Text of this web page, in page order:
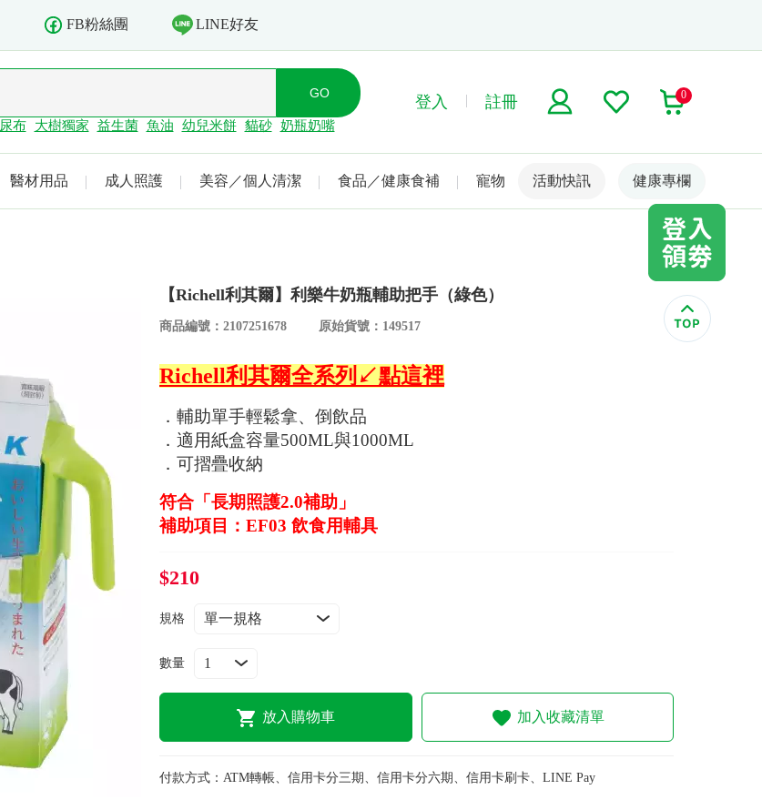
FB粉絲團 LINE好友
尿布 大樹獨家 益生菌 魚油 幼兒米餅 貓砂 奶瓶奶嘴
登入 註冊 0
醫材用品 成人照護 美容／個人清潔 食品／健康食補 寵物 名人嚴選
活動快訊 健康專欄
【Richell利其爾】利樂牛奶瓶輔助把手（綠色）
商品編號：2107251678 原始貨號：149517
Richell利其爾全系列↙點這裡
．輔助單手輕鬆拿、倒飲品
．適用紙盒容量500ML與1000ML
．可摺疊收納
符合「長期照護2.0補助」
補助項目：EF03 飲食用輔具
$210
規格
數量
放入購物車 加入收藏清單
付款方式： ATM轉帳、信用卡分三期、信用卡分六期、信用卡刷卡、LINE Pay